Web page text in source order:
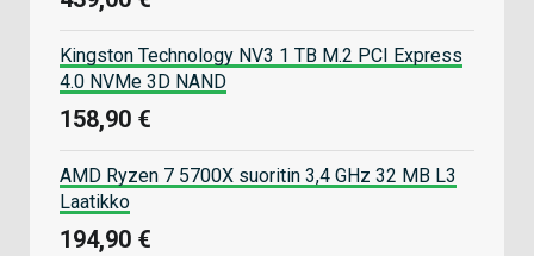
Kingston Technology NV3 1 TB M.2 PCI Express
4.0 NVMe 3D NAND
158,90 €
AMD Ryzen 7 5700X suoritin 3,4 GHz 32 MB L3
Laatikko
194,90 €